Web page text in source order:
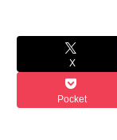
X
Pocket